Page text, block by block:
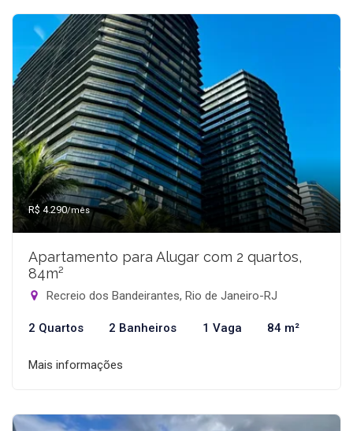
R$ 4.290/mês
Apartamento para Alugar com 2 quartos,
84m²
Recreio dos Bandeirantes, Rio de Janeiro-RJ
2 Quartos 2 Banheiros 1 Vaga 84 m²
Mais informações